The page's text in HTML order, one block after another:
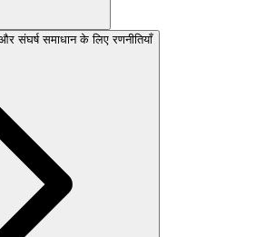
और संघर्ष समाधान के लिए रणनीतियाँ